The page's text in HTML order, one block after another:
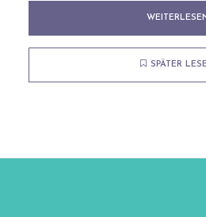
SPÄTER